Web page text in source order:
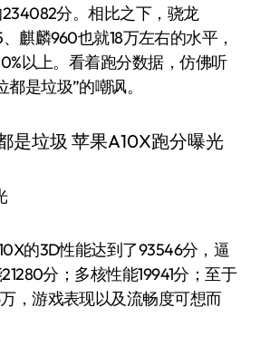
分。相比之下，骁龙
麒麟960也就18万左右的水平，
以上。看着跑分数据，仿佛听
是垃圾”的嘲讽。
的3D性能达到了93546分，逼
分；多核性能19941分；至于
，游戏表现以及流畅度可想而